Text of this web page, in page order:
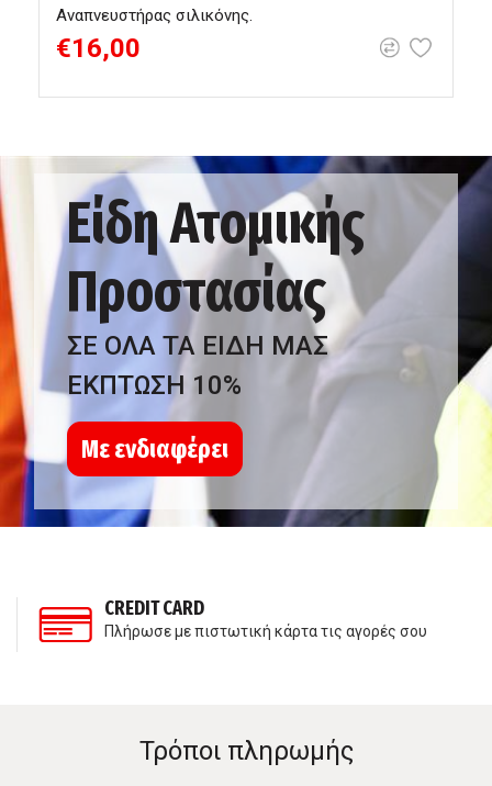
Αναπνευστήρας σιλικόνης.
€16,00
Είδη Ατομικής
Προστασίας
ΣΕ ΟΛΑ ΤΑ ΕΙΔΗ ΜΑΣ
ΕΚΠΤΩΣΗ 10%
Με ενδιαφέρει
CREDIT CARD
Πλήρωσε με πιστωτική κάρτα τις αγορές σου
Τρόποι πληρωμής